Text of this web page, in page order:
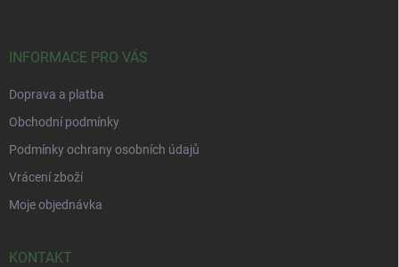
INFORMACE PRO VÁS
Doprava a platba
Obchodní podmínky
Podmínky ochrany osobních údajů
Vrácení zboží
Moje objednávka
KONTAKT